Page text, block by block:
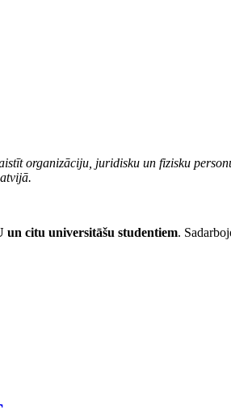
organizāciju, juridisku un fizisku
un citu universitāšu studentiem.